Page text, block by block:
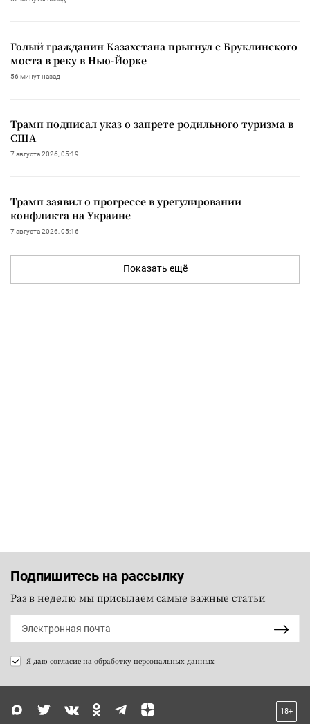
Голый гражданин Казахстана прыгнул с Бруклинского
моста в реку в Нью-Йорке
56 минут назад
Трамп подписал указ о запрете родильного туризма в
США
7 августа 2026, 05:19
Трамп заявил о прогрессе в урегулировании
конфликта на Украине
7 августа 2026, 05:16
Показать ещё
Подпишитесь на рассылку
Раз в неделю мы присылаем самые важные статьи
Я даю согласие на обработку персональных данных
18+